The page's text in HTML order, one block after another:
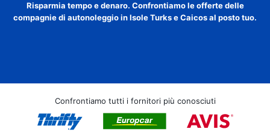
Risparmia tempo e denaro. Confrontiamo le offerte delle
compagnie di autonoleggio in Isole Turks e Caicos al posto tuo.
Confrontiamo tutti i fornitori più conosciuti